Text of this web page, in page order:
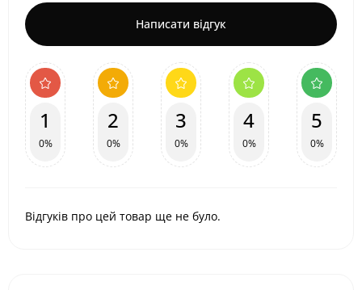
Написати відгук
1
0%
2
0%
3
0%
4
0%
5
0%
Відгуків про цей товар ще не було.